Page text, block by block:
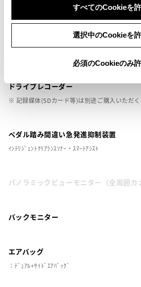
すべてのCookieを
選択中のCookieを
必須のCookieのみ
ドライブレコーダー
※ 記録媒体(SDカード等)は別途ご購入いただ
ペダル踏み間違い急発進抑制装置
ｲﾝﾃﾘｼﾞｪﾝﾄｸﾘｱﾗﾝｽｿﾅｰ・ｽﾏｰﾄｱｼｽﾄ
パノラミックビューモニター（全周囲カ
バックモニター
エアバッグ
：ﾃﾞｭｱﾙ+ｻｲﾄﾞｴｱﾊﾞｯｸﾞ